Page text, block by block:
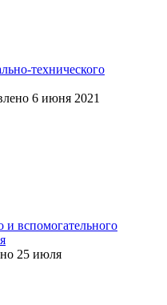
технического
6 июня 2021
вспомогательного
25 июля